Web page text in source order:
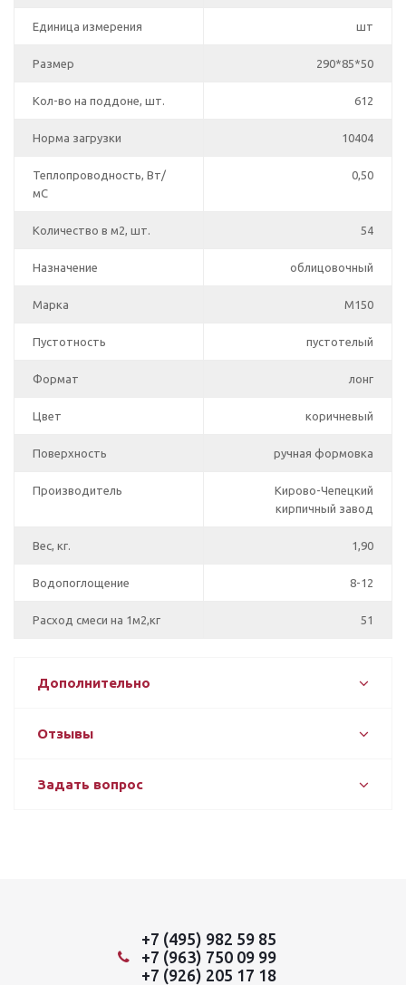
Единица измерения шт
Размер 290*85*50
Кол-во на поддоне, шт. 612
Норма загрузки 10404
Теплопроводность, Вт/
мС
0,50
Количество в м2, шт. 54
Назначение облицовочный
Марка М150
Пустотность пустотелый
Формат лонг
Цвет коричневый
Поверхность ручная формовка
Производитель
Кирово-Чепецкий
кирпичный завод
Вес, кг. 1,90
Водопоглощение 8-12
Расход смеси на 1м2,кг 51
Дополнительно
Отзывы
Задать вопрос
+7 (495) 982 59 85
+7 (963) 750 09 99
+7 (926) 205 17 18